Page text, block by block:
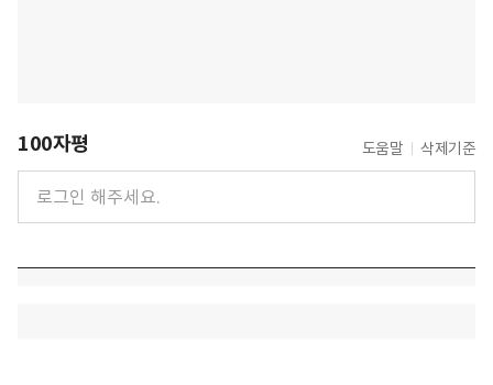
100자평 도움말 삭제기준